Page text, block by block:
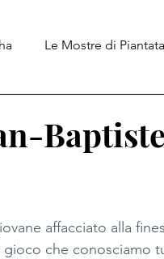
Le Mostre di
Baptiste
affacciato alla
gioco che conosciamo